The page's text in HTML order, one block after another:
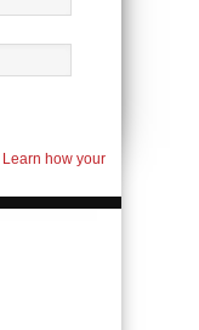
Learn how your